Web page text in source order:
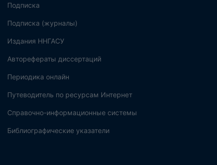
Подписка
Подписка (журналы)
Издания ННГАСУ
Авторефераты диссертаций
Периодика онлайн
Путеводитель по ресурсам Интернет
Справочно-информационные системы
Библиографические указатели